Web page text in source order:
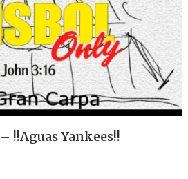
!!Aguas Yankees!!